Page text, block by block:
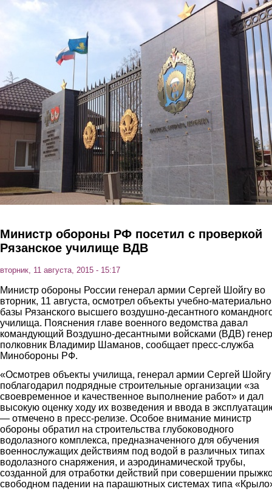
Перейти к основному содержанию
Министр обороны РФ посетил с проверкой
Рязанское училище ВДВ
вторник, 11 августа, 2015 - 15:17
Министр обороны России генерал армии Сергей Шойгу во
вторник, 11 августа, осмотрел объекты учебно-
базы Рязанского высшего воздушно-десантного
училища. Пояснения главе военного ведомства давал
командующий Воздушно-десантными войсками (ВДВ)
полковник Владимир Шаманов, сообщает пресс-служба
Минобороны РФ.
«Осмотрев объекты училища, генерал армии Сергей Шойгу
поблагодарил подрядные строительные организации «за
своевременное и качественное выполнение работ» и дал
высокую оценку ходу их возведения и ввода в
— отмечено в пресс-релизе. Особое внимание министр
обороны обратил на строительства глубоководного
водолазного комплекса, предназначенного для обучения
военнослужащих действиям под водой в различных типах
водолазного снаряжения, и аэродинамической трубы,
созданной для отработки действий при совершении
свободном падении на парашютных системах типа